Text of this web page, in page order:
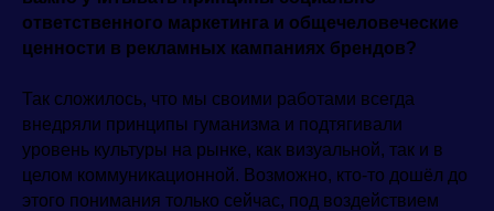
ответственного маркетинга и общечеловеческие
ценности в рекламных кампаниях брендов?
Так сложилось, что мы своими работами всегда
внедряли принципы гуманизма и подтягивали
уровень культуры на рынке, как визуальной, так и в
целом коммуникационной. Возможно, кто-то дошёл до
этого понимания только сейчас, под воздействием